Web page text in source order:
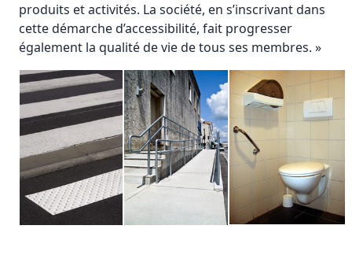
produits et activités. La société, en s’inscrivant dans
cette démarche d’accessibilité, fait progresser
également la qualité de vie de tous ses membres. »